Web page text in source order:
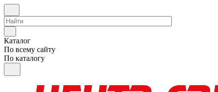
Каталог
По всему сайту
По каталогу